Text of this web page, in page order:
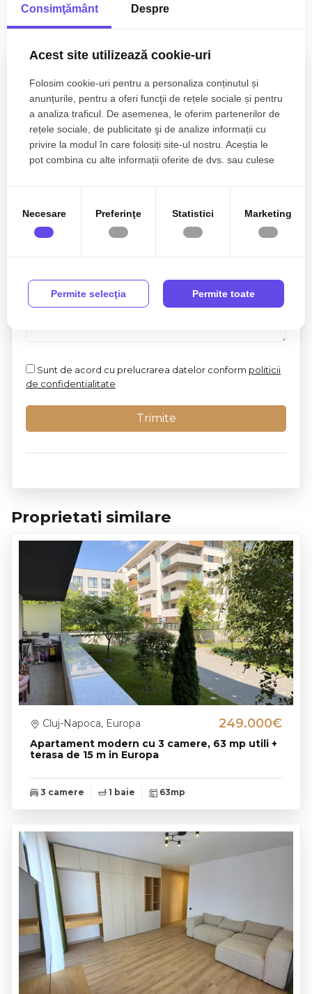
Senior Broker Partner
0770 902 704
Sunt de acord cu prelucrarea datelor conform politicii
de confidentialitate
Proprietati similare
Apartament modern cu 3 camere, 63 mp utili +
terasa de 15 m in Europa
Cluj-Napoca, Europa 249.000€
3 camere 1 baie 63mp
Consimţământ Despre
Acest site utilizează cookie-uri
Folosim cookie-uri pentru a personaliza conținutul și
anunțurile, pentru a oferi funcţii de rețele sociale și pentru
a analiza traficul. De asemenea, le oferim partenerilor de
rețele sociale, de publicitate şi de analize informații cu
privire la modul în care folosiți site-ul nostru. Aceștia le
pot combina cu alte informații oferite de dvs. sau culese
Necesare Preferinţe Statistici Marketing
Permite selecţia Permite toate